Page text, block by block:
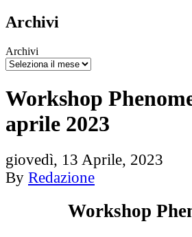
Archivi
Archivi
Workshop
aprile 2023
giovedì, 13 Aprile, 2023
By Redazione
Workshop